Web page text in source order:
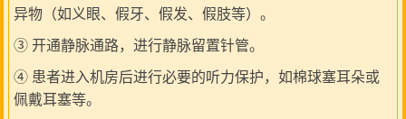
异物（如义眼、假牙、假发、假肢等）。
③ 开通静脉通路，进行静脉留置针管。
④ 患者进入机房后进行必要的听力保护，如棉球塞耳朵或
佩戴耳塞等。